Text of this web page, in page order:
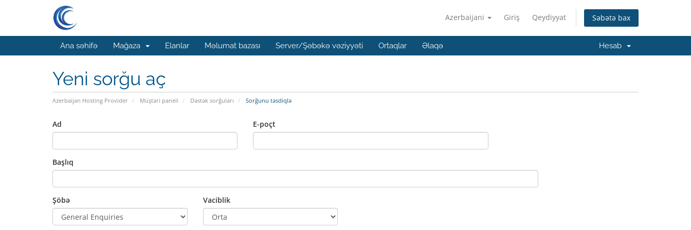
Azerbaijani Giriş Qeydiyyat Səbətə bax
Ana səhifə Mağaza Elanlar Məlumat bazası Server/Şəbəkə vəziyyəti Ortaqlar Əlaqə Hesab
Yeni sorğu aç
Azerbaijan Hosting Provider Müştəri paneli Dəstək sorğuları Sorğunu təsdiqlə
Ad E-poçt
Başlıq
Şöbə Vaciblik